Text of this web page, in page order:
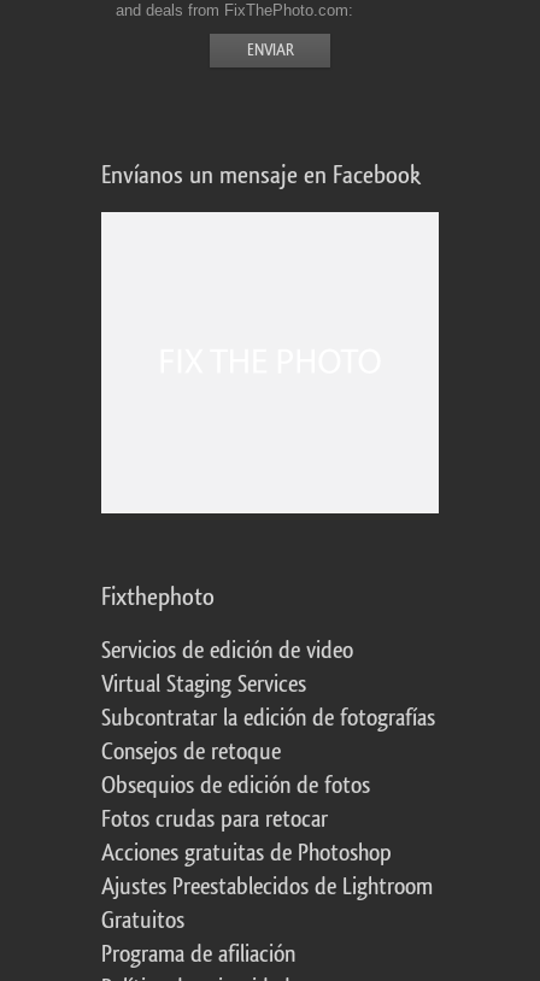
and deals from FixThePhoto.com
Envíanos un mensaje en Facebook
Fixthephoto
Servicios de edición de video
Virtual Staging Services
Subcontratar la edición de fotografías
Consejos de retoque
Obsequios de edición de fotos
Fotos crudas para retocar
Acciones gratuitas de Photoshop
Ajustes Preestablecidos de Lightroom
Gratuitos
Programa de afiliación